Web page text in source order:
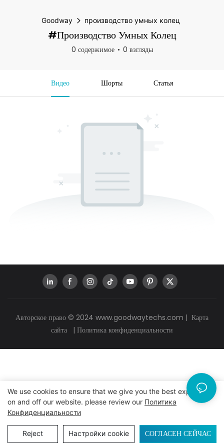
Goodway производство умных колец
#производство Умных Колец
0 содержимое 0 взгляды
Видео Шорты Статья
Авторское право © 2024 www.goodwaytechs.com | Карта
сайта
| Политика конфиденциальности
We use cookies to ensure that we give you the best experience
on and off our website. please review our Политика
Конфиденциальности
Reject Настройки cookie СОГЛАСЕН СЕЙЧАС